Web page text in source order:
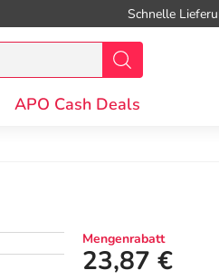
Schnelle
APO Cash Deals
Mengenrabatt
23,87 €